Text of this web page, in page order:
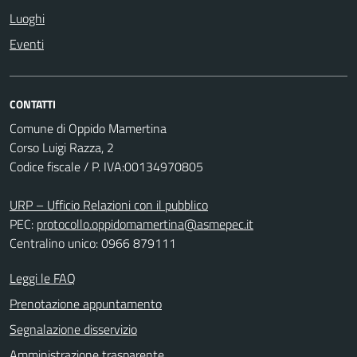
Luoghi
Eventi
CONTATTI
Comune di Oppido Mamertina
Corso Luigi Razza, 2
Codice fiscale / P. IVA:00134970805
URP – Ufficio Relazioni con il pubblico
PEC: protocollo.oppidomamertina@asmepec.it
Centralino unico: 0966 879111
Leggi le FAQ
Prenotazione appuntamento
Segnalazione disservizio